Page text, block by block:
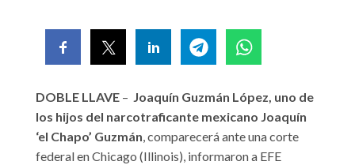
DOBLE LLAVE – Joaquín Guzmán López, uno de
los hijos del narcotraficante mexicano Joaquín
‘el Chapo’ Guzmán, comparecerá ante una corte
federal en Chicago (Illinois), informaron a EFE